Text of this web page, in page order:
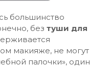
большинство
без туши для
макияже, не могут
палочки», один